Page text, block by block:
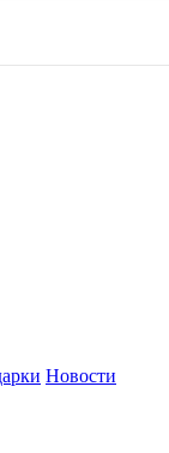
Новости